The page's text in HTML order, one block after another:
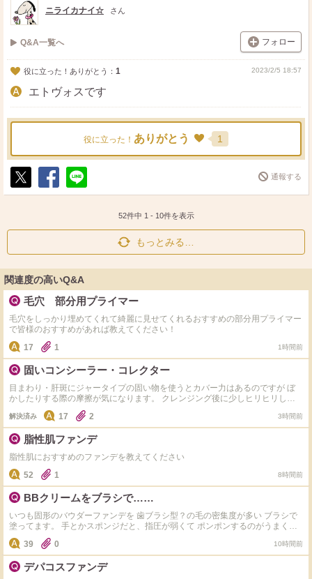
ニライカナイ☆ さん
Q&A一覧へ フォロー
役に立った！ありがとう： 1 2023/2/5 18:57
エトヴォスです
役に立った！ ありがとう 1
ポ
シ
送
通報する
52件中 1 - 10件を表示
もっとみる…
関連度の高いQ&A
毛穴 部分用プライマー
毛穴をしっかり埋めてくれて綺麗に見せてくれるおすすめの部分用プライマー
で皆様のおすすめがあれば教えてください！
17
1 1時間前
固いコンシーラー・コレクター
目まわり・肝斑にジャータイプの固い物を使うとカバー力はあるのですが ぼ
かしたりする際の摩擦が気になります。 クレンジング後に少しヒリヒリしま
す。 手で温めて柔らかくはしてます。 肌負担になりますよね？ 使わない方が
良いですか？
解決済み 17 2 3時間前
脂性肌ファンデ
脂性肌におすすめのファンデを教えてください
52
1 8時間前
BBクリームをブラシで……
いつも固形のバウダーファンデを 歯ブラシ型？の毛の密集度が多い ブラシで
塗ってます。 手とかスポンジだと、指圧が弱くて ポンポンするのがうまくで
きなくて… そこで、BBクリームも歯ブラシ型のブラシを使いたいのですが、
もうひとつ欲しくて、オススメのブラシ教えてください……
39 0 10時間前
デパコスファンデ